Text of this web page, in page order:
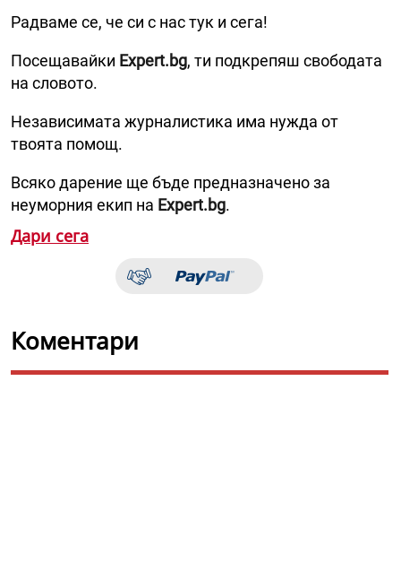
Радваме се, че си с нас тук и сега!
Посещавайки Expert.bg, ти подкрепяш свободата
на словото.
Независимата журналистика има нужда от
твоята помощ.
Всяко дарение ще бъде предназначено за
неуморния екип на Expert.bg.
Дари сега
Коментари